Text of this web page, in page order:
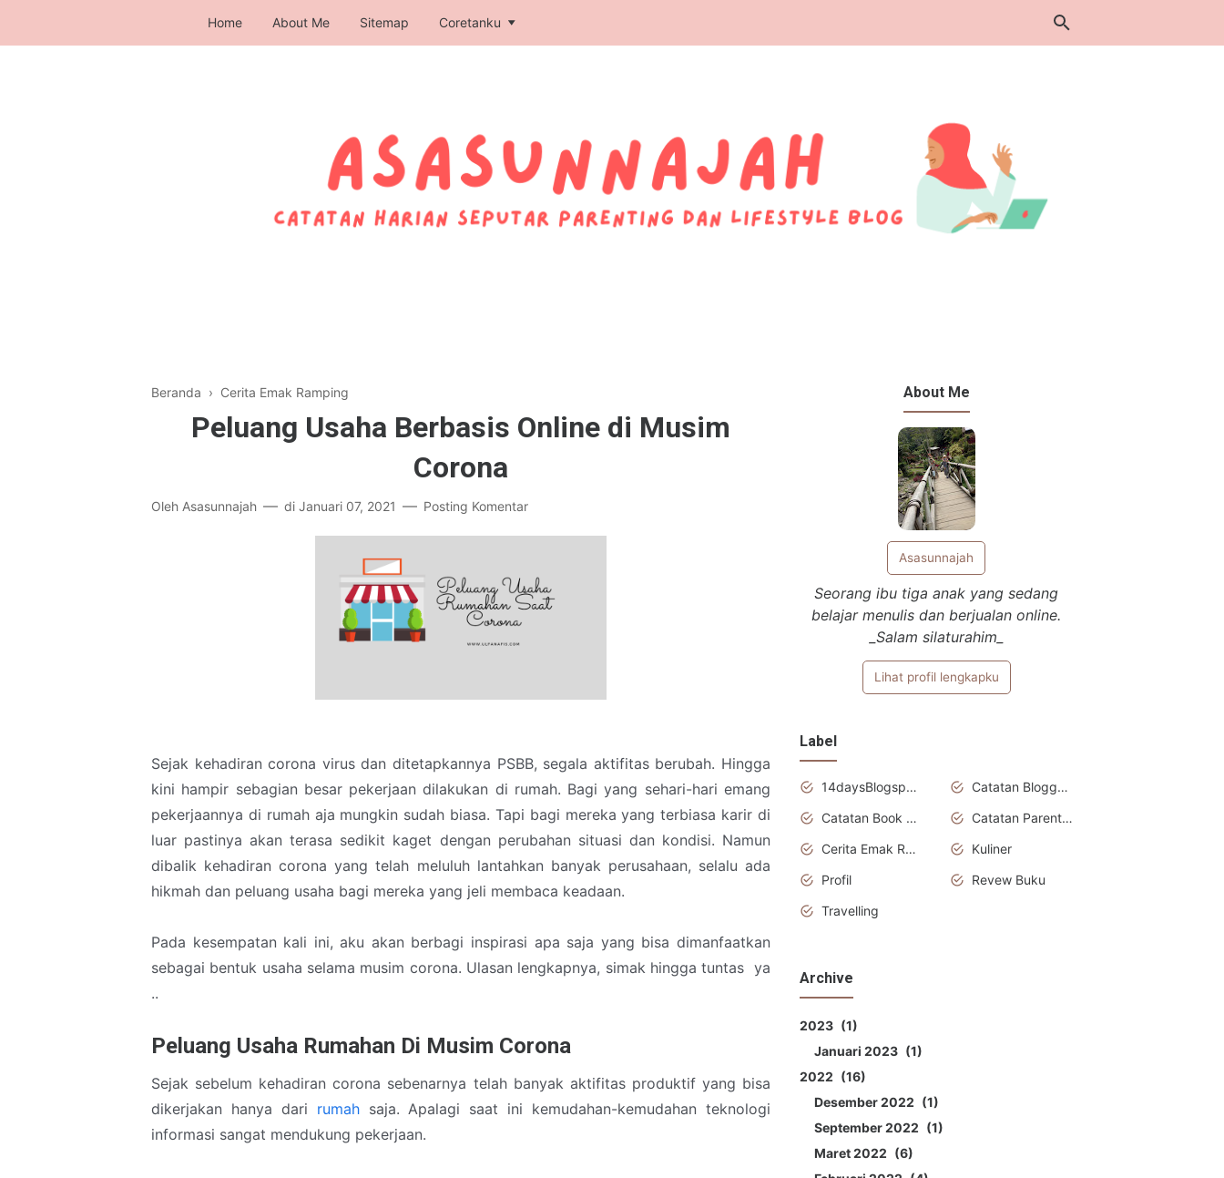
Home About Me Sitemap Coretanku
Beranda › Cerita Emak Ramping
Peluang Usaha Berbasis Online di Musim
Corona
Oleh Asasunnajah di Januari 07, 2021 Posting Komentar
Sejak kehadiran corona virus dan ditetapkannya PSBB, segala aktifitas berubah. Hingga
kini hampir sebagian besar pekerjaan dilakukan di rumah. Bagi yang sehari-hari emang
pekerjaannya di rumah aja mungkin sudah biasa. Tapi bagi mereka yang terbiasa karir di
luar pastinya akan terasa sedikit kaget dengan perubahan situasi dan kondisi. Namun
dibalik kehadiran corona yang telah meluluh lantahkan banyak perusahaan, selalu ada
hikmah dan peluang usaha bagi mereka yang jeli membaca keadaan.
Pada kesempatan kali ini, aku akan berbagi inspirasi apa saja yang bisa dimanfaatkan
sebagai bentuk usaha selama musim corona. Ulasan lengkapnya, simak hingga tuntas ya
..
Peluang Usaha Rumahan Di Musim Corona
Sejak sebelum kehadiran corona sebenarnya telah banyak aktifitas produktif yang bisa
dikerjakan hanya dari rumahsaja. Apalagi saat ini kemudahan-kemudahan teknologi
informasi sangat mendukung pekerjaan.
About Me
Asasunnajah
Seorang ibu tiga anak yang sedang
belajar menulis dan berjualan online.
_Salam silaturahim_
Lihat profil lengkapku
Label
14daysBlogspediaChallenge
Catatan Blogger Newbie
Catatan Book Advisor
Catatan Parenting
Cerita Emak Ramping
Kuliner
Profil
Revew Buku
Travelling
Archive
2023
1
Januari 2023
1
2022
16
Desember 2022
1
September 2022
1
Maret 2022
6